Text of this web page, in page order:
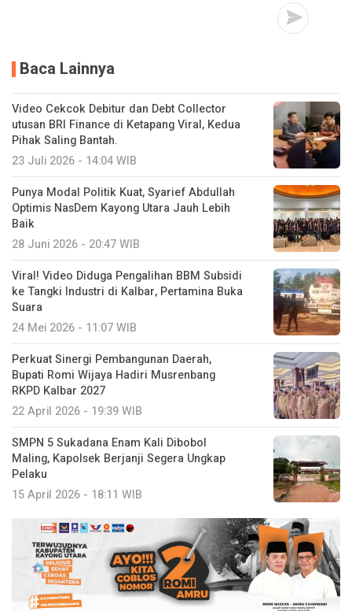
Baca Lainnya
Video Cekcok Debitur dan Debt Collector
utusan BRI Finance di Ketapang Viral, Kedua
Pihak Saling Bantah.
23 Juli 2026 - 14:04 WIB
Punya Modal Politik Kuat, Syarief Abdullah
Optimis NasDem Kayong Utara Jauh Lebih
Baik
28 Juni 2026 - 20:47 WIB
Viral! Video Diduga Pengalihan BBM Subsidi
ke Tangki Industri di Kalbar, Pertamina Buka
Suara
24 Mei 2026 - 11:07 WIB
Perkuat Sinergi Pembangunan Daerah,
Bupati Romi Wijaya Hadiri Musrenbang
RKPD Kalbar 2027
22 April 2026 - 19:39 WIB
SMPN 5 Sukadana Enam Kali Dibobol
Maling, Kapolsek Berjanji Segera Ungkap
Pelaku
15 April 2026 - 18:11 WIB